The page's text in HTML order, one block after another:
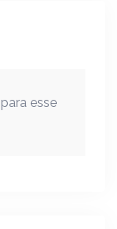
esse